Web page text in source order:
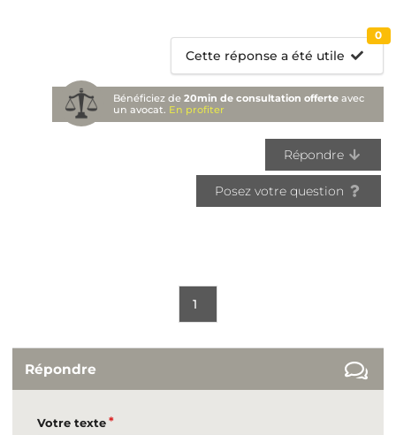
Cette réponse a été utile
0
Bénéficiez de20min de consultation offerte avec
un avocat. En profiter
Répondre
Posez votre question
1
Répondre
Votre texte